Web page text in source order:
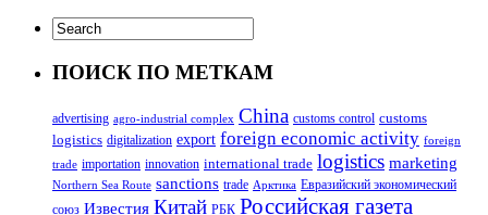
ПОИСК ПО МЕТКАМ
advertising agro-industrial complex China customs control customs
logistics digitalization export foreign economic activity foreign
trade importation innovation international trade logistics marketing
Northern Sea Route sanctions trade Арктика Евразийский экономический
союз Известия Китай РБК Российская газета